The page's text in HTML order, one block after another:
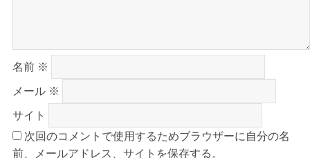
名前 ※
メール ※
サイト
次回のコメントで使用するためブラウザーに自分の名
前、メールアドレス、サイトを保存する。